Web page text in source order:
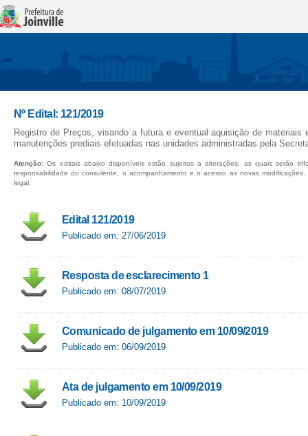
Nº Edital: 121/2019
Registro de Preços, visando a futura e eventual aquisição de materiais
manutenções prediais efetuadas nas unidades administradas pela
Atenção: Os editais abaixo disponíveis estão sujeitos a alterações, as quais serão
responsabilidade do consulente, o acompanhamento e o acesso as novas
legal.
Edital 121/2019
Publicado em: 27/06/2019
Resposta de esclarecimento 1
Publicado em: 08/07/2019
Comunicado de julgamento em 10/09/2019
Publicado em: 06/09/2019
Ata de julgamento em 10/09/2019
Publicado em: 10/09/2019